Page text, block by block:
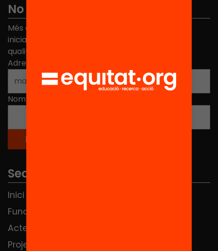
No et perdis res
Més de 40.000 persones ja han triat Equitat. Rep
iniciatives, propostes i projectes per millorar la
qualitat de l'educació a Catalunya.
Adreça electrònica
Nom
Seccions
Inici
Fundació
Actes
Projectes